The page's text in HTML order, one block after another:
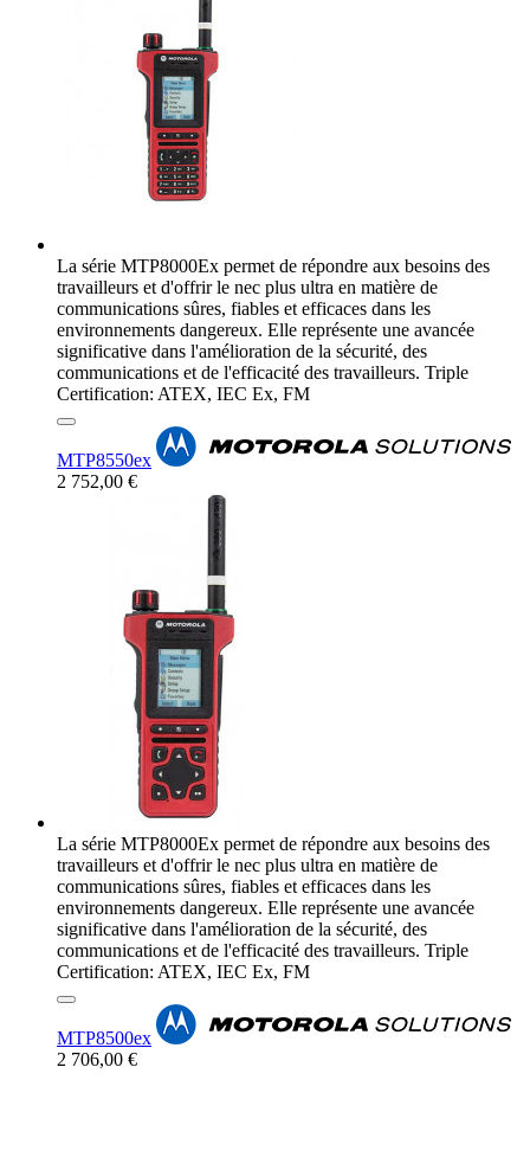
La série MTP8000Ex permet de répondre aux besoins des
travailleurs et d'offrir le nec plus ultra en matière de
communications sûres, fiables et efficaces dans les
environnements dangereux. Elle représente une avancée
significative dans l'amélioration de la sécurité, des
communications et de l'efficacité des travailleurs. Triple
Certification: ATEX, IEC Ex, FM
MTP8550ex
2 752,00 €
La série MTP8000Ex permet de répondre aux besoins des
travailleurs et d'offrir le nec plus ultra en matière de
communications sûres, fiables et efficaces dans les
environnements dangereux. Elle représente une avancée
significative dans l'amélioration de la sécurité, des
communications et de l'efficacité des travailleurs. Triple
Certification: ATEX, IEC Ex, FM
MTP8500ex
2 706,00 €